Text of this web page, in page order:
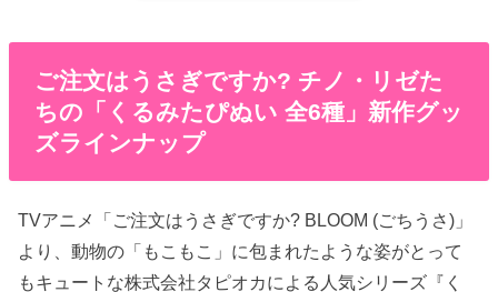
ご注文はうさぎですか? チノ・リゼた
ちの「くるみたぴぬい 全6種」新作グッ
ズラインナップ
TVアニメ「ご注文はうさぎですか? BLOOM (ごちうさ)」
より、動物の「もこもこ」に包まれたような姿がとって
もキュートな株式会社タピオカによる人気シリーズ『く